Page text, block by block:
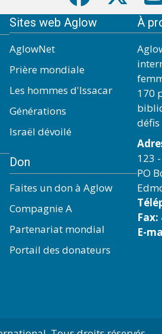
Sites web Aglow
AglowNet
Prière mondiale
Les hommes d'Issacar
Générations
Israël dévoilé
Don
Faites un don à Aglow
Compagnie A
Partenariat mondial
Portail des donateurs
À
170
123
PO
Fax:
E-